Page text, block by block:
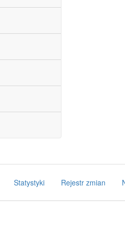
Statystyki Rejestr zmian